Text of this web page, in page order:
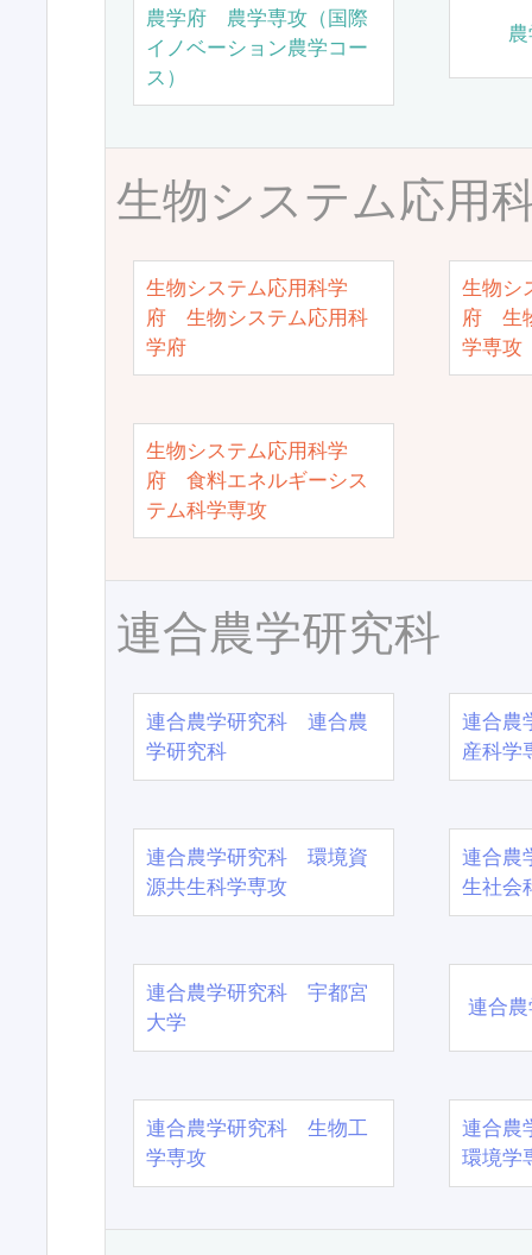
農学府 農学専攻（国際
イノベーション農学コー
ス）
生物システム応用
生物システム応用科学
府 生物システム応用科
学府
生物シ
府 生
学専攻
生物システム応用科学
府 食料エネルギーシス
テム科学専攻
連合農学研究科
連合農学研究科 連合農
学研究科
連合農
産科学
連合農学研究科 環境資
源共生科学専攻
連合農
生社会
連合農学研究科 宇都宮
大学
連合
連合農学研究科 生物工
学専攻
連合農
環境学